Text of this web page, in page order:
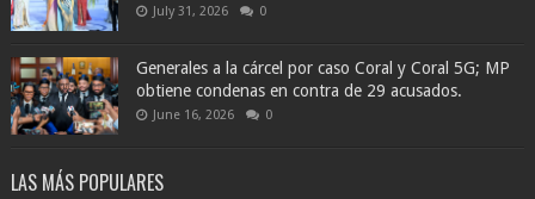
July 31, 2026 0
Generales a la cárcel por caso Coral y Coral 5G; MP
obtiene condenas en contra de 29 acusados.
June 16, 2026 0
LAS MÁS POPULARES